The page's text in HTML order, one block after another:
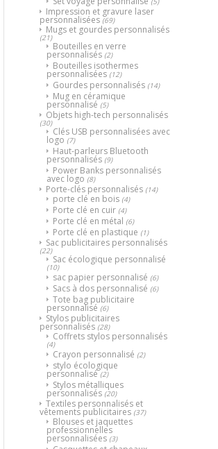
Impression et gravure laser
personnalisées (69)
Mugs et gourdes personnalisés
(21)
Bouteilles en verre
personnalisés (2)
Bouteilles isothermes
personnalisées (12)
Gourdes personnalisés (14)
Mug en céramique
personnalisé (5)
Objets high-tech personnalisés
(30)
Clés USB personnalisées avec
logo (7)
Haut-parleurs Bluetooth
personnalisés (9)
Power Banks personnalisés
avec logo (8)
Porte-clés personnalisés (14)
porte clé en bois (4)
Porte clé en cuir (4)
Porte clé en métal (6)
Porte clé en plastique (1)
Sac publicitaires personnalisés
(22)
Sac écologique personnalisé
(10)
sac papier personnalisé (6)
Sacs à dos personnalisé (6)
Tote bag publicitaire
personnalisé (6)
Stylos publicitaires
personnalisés (28)
Coffrets stylos personnalisés
(4)
Crayon personnalisé (2)
stylo écologique
personnalisé (2)
Stylos métalliques
personnalisés (20)
Textiles personnalisés et
vêtements publicitaires (37)
Blouses et jaquettes
professionnelles
personnalisées (3)